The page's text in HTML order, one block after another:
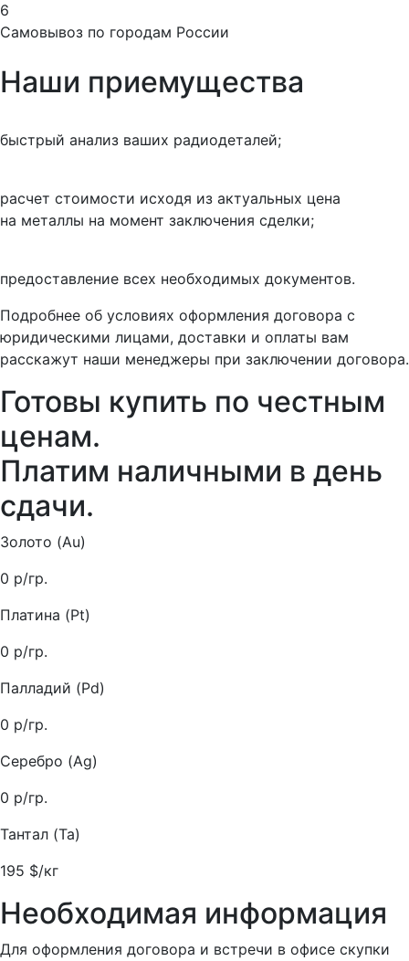
6
Самовывоз по городам России
Наши приемущества
быстрый анализ ваших радиодеталей;
расчет стоимости исходя из актуальных цена
на металлы на момент заключения сделки;
предоставление всех необходимых документов.
Подробнее об условиях оформления договора с
юридическими лицами, доставки и оплаты вам
расскажут наши менеджеры при заключении договора.
Готовы купить по честным
ценам.
Платим наличными в день
сдачи.
Золото (Au)
0 р/гр.
Платина (Pt)
0 р/гр.
Палладий (Pd)
0 р/гр.
Серебро (Ag)
0 р/гр.
Тантал (Ta)
195 $/кг
Необходимая информация
Для оформления договора и встречи в офисе скупки